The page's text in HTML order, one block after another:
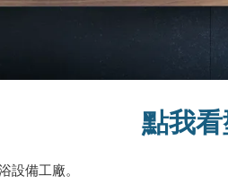
點我
設備工廠。